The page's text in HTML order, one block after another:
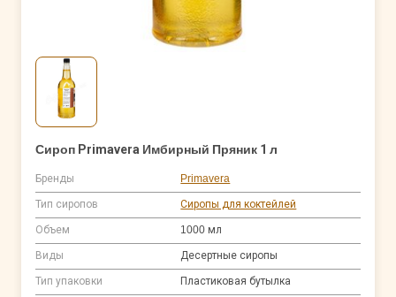
Сироп Primavera Имбирный Пряник 1 л
Бренды Primavera
Тип сиропов Сиропы для коктейлей
Объем 1000 мл
Виды Десертные сиропы
Тип упаковки Пластиковая бутылка